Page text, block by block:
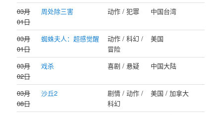
03月
01日
周处除三害 动作 / 犯罪 中国台湾
03月
01日
蜘蛛夫人：超感觉醒
动作 / 科幻 /
冒险
美国
03月
02日
戏杀 喜剧 / 悬疑 中国大陆
03月
08日
沙丘2
剧情 / 动作 /
科幻
美国 / 加拿大